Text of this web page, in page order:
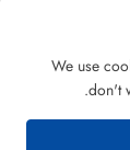
المحدودة. جميع
We use
don't